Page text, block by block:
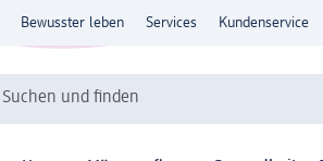
Bewusster leben Services Kundenservice
Suchen und finden